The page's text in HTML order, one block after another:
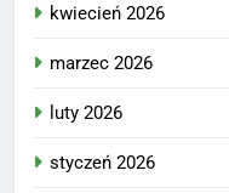
kwiecień 2026
marzec 2026
luty 2026
styczeń 2026